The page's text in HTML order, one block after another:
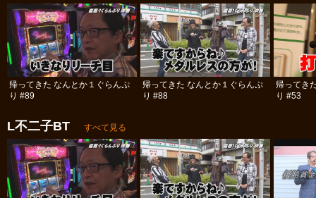
帰ってきた なんとか１ぐらんぷ
り #89
帰ってきた なんとか１ぐらんぷ
り #88
帰ってき
り #53
L不二子BT すべて見る